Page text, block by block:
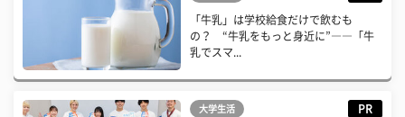
「牛乳」は学校給食だけで飲むも
の？ “牛乳をもっと身近に”――「牛
乳でスマ...
大学生活 PR